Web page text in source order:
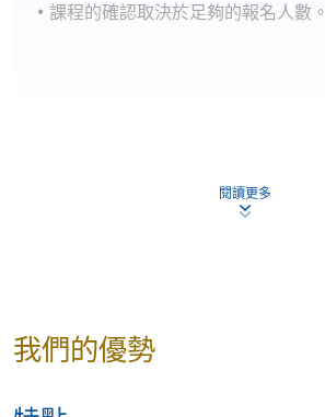
課程的確認取決於足夠的報名人數。
閱讀更多
我們的優勢